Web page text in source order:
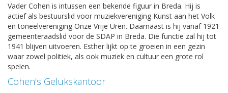
Vader Cohen is intussen een bekende figuur in Breda. Hij is
actief als bestuurslid voor muziekvereniging Kunst aan het Volk
en toneelvereniging Onze Vrije Uren. Daarnaast is hij vanaf 1921
gemeenteraadslid voor de SDAP in Breda. Die functie zal hij tot
1941 blijven uitvoeren. Esther lijkt op te groeien in een gezin
waar zowel politiek, als ook muziek en cultuur een grote rol
spelen.
Cohen’s Gelukskantoor